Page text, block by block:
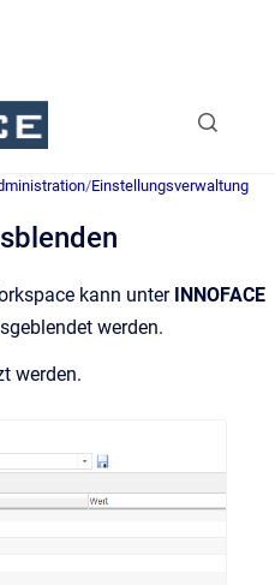
Go to homepage
/Einstellungsverwaltung
kann unter INNOFACE
werden.
werden.